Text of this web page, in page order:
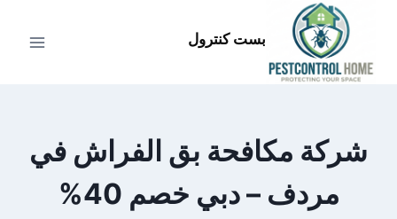
المحتوى
بست كنترول
شركة مكافحة بق الفراش في
مردف – دبي خصم 40%